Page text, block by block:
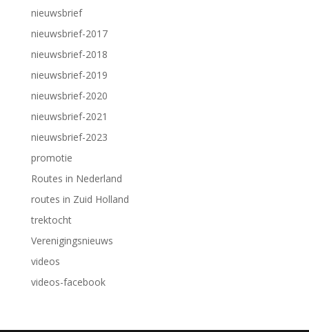
nieuwsbrief
nieuwsbrief-2017
nieuwsbrief-2018
nieuwsbrief-2019
nieuwsbrief-2020
nieuwsbrief-2021
nieuwsbrief-2023
promotie
Routes in Nederland
routes in Zuid Holland
trektocht
Verenigingsnieuws
videos
videos-facebook